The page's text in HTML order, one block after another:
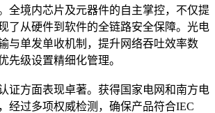
全境内芯片及元器件的自主掌控，不仅提
了从硬件到软件的全链路安全保障。光电
与单发单收机制，提升网络吞吐效率数
先级设置精细化管理。
证方面表现卓著。获得国家电网和南方电
经过多项权威检测，确保产品符合IEC